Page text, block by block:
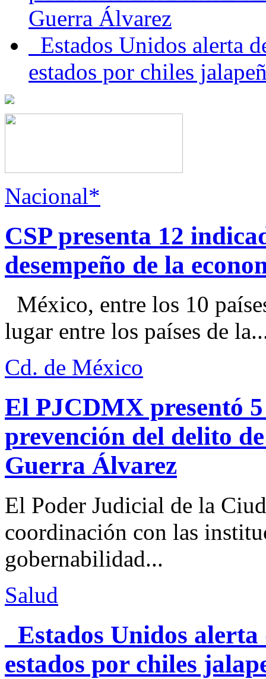
Guerra Álvarez
Estados Unidos alerta
estados por chiles
Nacional*
CSP presenta 12
desempeño de la
México, entre los 10
lugar entre los países de
Cd. de México
El PJCDMX presentó
prevención del delito
Guerra Álvarez
El Poder Judicial de la
coordinación con las
gobernabilidad...
Salud
Estados Unidos alerta
estados por chiles